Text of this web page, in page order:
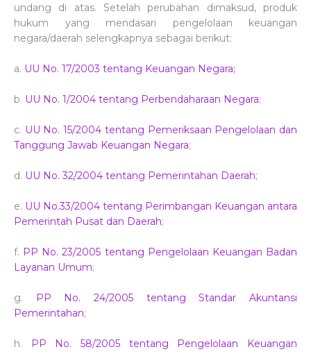
undang di atas. Setelah perubahan dimaksud, produk
hukum yang mendasari pengelolaan keuangan
negara/daerah selengkapnya sebagai berikut:
a. UU No. 17/2003 tentang Keuangan Negara;
b. UU No. 1/2004 tentang Perbendaharaan Negara;
c. UU No. 15/2004 tentang Pemeriksaan Pengelolaan dan
Tanggung Jawab Keuangan Negara;
d. UU No. 32/2004 tentang Pemerintahan Daerah;
e. UU No.33/2004 tentang Perimbangan Keuangan antara
Pemerintah Pusat dan Daerah;
f. PP No. 23/2005 tentang Pengelolaan Keuangan Badan
Layanan Umum;
g.
PP No. 24/2005 tentang Standar Akuntansi
Pemerintahan;
h.
PP No. 58/2005 tentang Pengelolaan Keuangan